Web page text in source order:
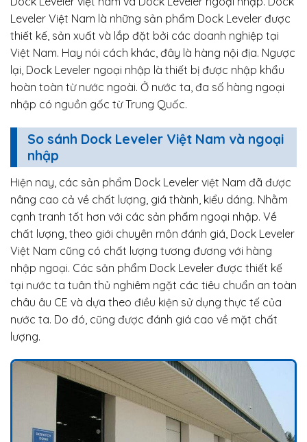
Leveler Việt Nam là những sản phẩm Dock Leveler được
thiết kế, sản xuất và lắp đặt bởi các doanh nghiệp tại
Việt Nam. Hay nói cách khác, đây là hàng nội địa. Ngược
lại, Dock Leveler ngoại nhập là thiết bị được nhập khẩu
hoàn toàn từ nước ngoài. Ở nước ta, đa số hàng ngoại
nhập có nguồn gốc từ Trung Quốc.
So sánh Dock Leveler Việt Nam và ngoại
nhập
Hiện nay, các sản phẩm Dock Leveler việt Nam đã được
nâng cao cả về chất lượng, giá thành, kiểu dáng. Nhằm
cạnh tranh tốt hơn với các sản phẩm ngoại nhập. Về
chất lượng, theo giới chuyên môn đánh giá, Dock Leveler
Việt Nam cũng có chất lượng tương đương với hàng
nhập ngoại. Các sản phẩm Dock Leveler được thiết kế
tại nước ta tuân thủ nghiêm ngặt các tiêu chuẩn an toàn
châu âu CE và dựa theo điều kiện sử dụng thực tế của
nước ta. Do đó, cũng được đánh giá cao về mặt chất
lượng.